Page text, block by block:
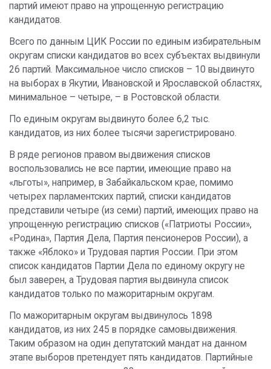
партий имеют право на упрощенную регистрацию
кандидатов.
Всего по данным ЦИК России по единым избирательным
округам списки кандидатов во всех субъектах выдвинули
26 партий. Максимальное число списков – 10 выдвинуто
на выборах в Якутии, Ивановской и Ярославской областях,
минимальное – четыре, – в Ростовской области.
По единым округам выдвинуто более 6,2 тыс.
кандидатов, из них более тысячи зарегистрировано.
В ряде регионов правом выдвижения списков
воспользовались не все партии, имеющие право на
«льготы», например, в Забайкальском крае, помимо
четырех парламентских партий, списки кандидатов
представили четыре (из семи) партий, имеющих право на
упрощенную регистрацию списков («Патриоты России»,
«Родина», Партия Дела, Партия пенсионеров России), а
также «Яблоко» и Трудовая партия России. При этом
список кандидатов Партии Дела по единому округу не
был заверен, а Трудовая партия выдвинула список
кандидатов только по мажоритарным округам.
По мажоритарным округам выдвинулось 1898
кандидатов, из них 245 в порядке самовыдвижения.
Таким образом на один депутатский мандат на данном
этапе выборов претендует пять кандидатов. Партийные